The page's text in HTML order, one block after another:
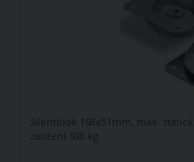
Silentblok 168x51mm, max. statické
zatížení 500 kg